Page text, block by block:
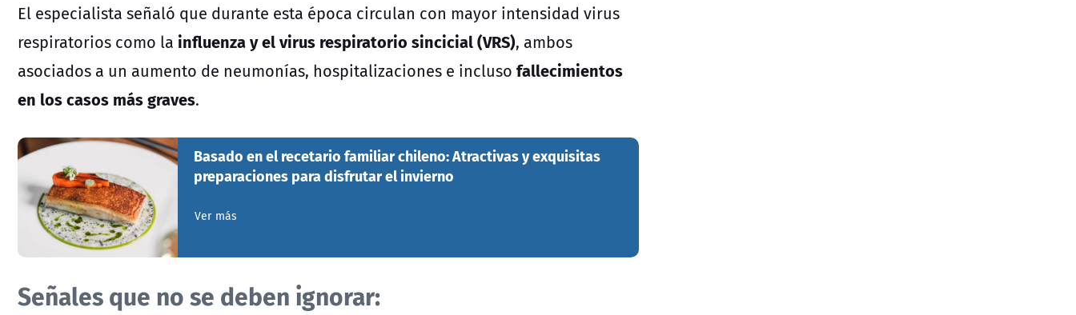
El especialista señaló que durante esta época circulan con mayor intensidad virus
respiratorios como la influenza y el virus respiratorio sincicial (VRS), ambos
asociados a un aumento de neumonías, hospitalizaciones e incluso fallecimientos
en los casos más graves.
Basado en el recetario familiar chileno: Atractivas y exquisitas
preparaciones para disfrutar el invierno
Ver más
Señales que no se deben ignorar: